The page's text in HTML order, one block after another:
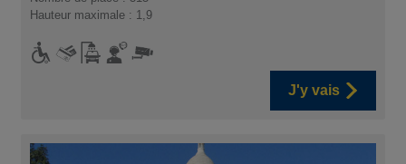
Hauteur maximale : 1,9
J'y vais